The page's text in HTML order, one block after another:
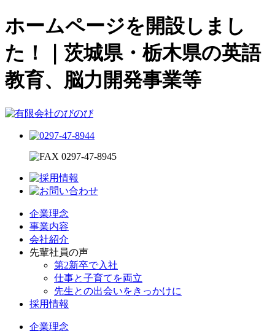
ホームページを開設しまし
た！｜茨城県・栃木県の英語
教育、脳力開発事業等
企業理念
事業内容
会社紹介
先輩社員の声
第2新卒で入社
仕事と子育てを両立
先生との出会いをきっかけに
採用情報
企業理念